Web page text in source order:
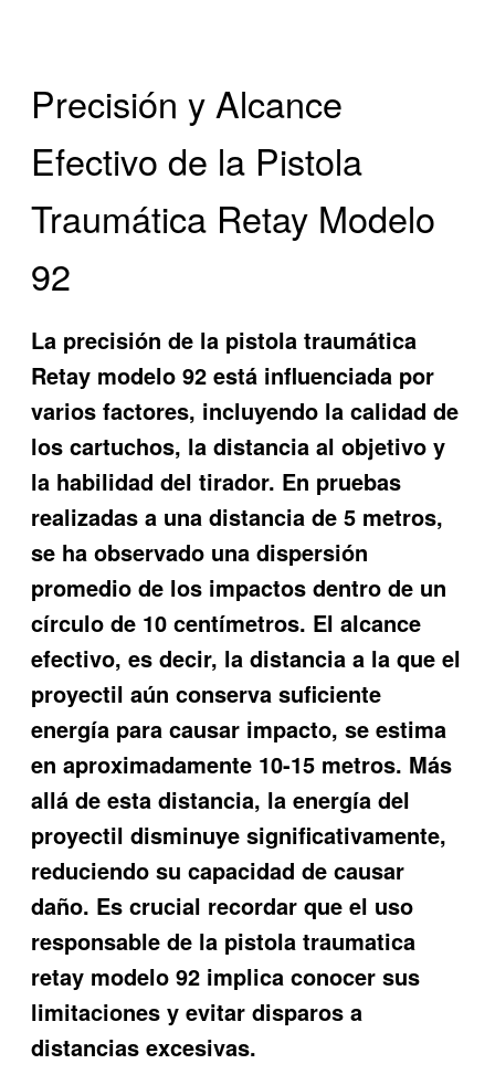
Precisión y Alcance
Efectivo de la Pistola
Traumática Retay Modelo
92
La precisión de la pistola traumática
Retay modelo 92 está influenciada por
varios factores, incluyendo la calidad de
los cartuchos, la distancia al objetivo y
la habilidad del tirador. En pruebas
realizadas a una distancia de 5 metros,
se ha observado una dispersión
promedio de los impactos dentro de un
círculo de 10 centímetros. El alcance
efectivo, es decir, la distancia a la que el
proyectil aún conserva suficiente
energía para causar impacto, se estima
en aproximadamente 10-15 metros. Más
allá de esta distancia, la energía del
proyectil disminuye significativamente,
reduciendo su capacidad de causar
daño. Es crucial recordar que el uso
responsable de la pistola traumatica
retay modelo 92 implica conocer sus
limitaciones y evitar disparos a
distancias excesivas.